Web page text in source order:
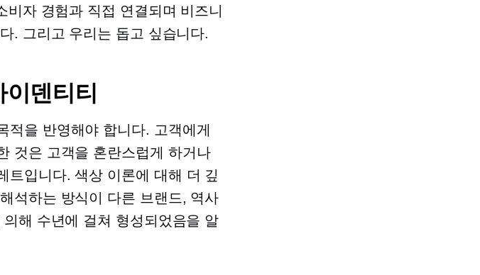
자 경험과 직접 연결되며 비즈니
. 그리고 우리는 돕고 싶습니다.
덴티티
적을 반영해야 합니다. 고객에게
것은 고객을 혼란스럽게 하거나
트입니다. 색상 이론에 대해 더 깊
석하는 방식이 다른 브랜드, 역사
해 수년에 걸쳐 형성되었음을 알